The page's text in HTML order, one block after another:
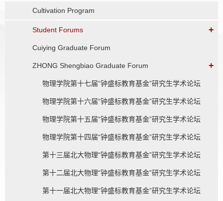
Cultivation Program
Student Forums +
Cuiying Graduate Forum
ZHONG Shengbiao Graduate Forum +
物理学院第十七届“钟盛标教育基金”研究生学术论坛
物理学院第十六届“钟盛标教育基金”研究生学术论坛
物理学院第十五届“钟盛标教育基金”研究生学术论坛
物理学院第十四届“钟盛标教育基金”研究生学术论坛
第十三届北大物理“钟盛标教育基金”研究生学术论坛
第十二届北大物理“钟盛标教育基金”研究生学术论坛
第十一届北大物理“钟盛标教育基金”研究生学术论坛